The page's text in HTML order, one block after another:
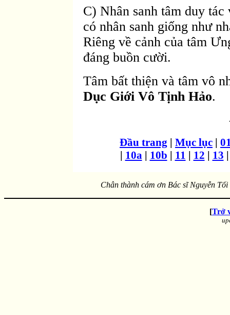
C) Nhân sanh tâm duy
có nhân sanh giống như
Riêng về cảnh của tâm
đáng buồn cười.
Tâm bất thiện và tâm vô
Dục Giới Vô Tịnh Hảo.
Ðầu trang | Mục lục |
| 10a| 10b | 11 | 12 | 13
Chân thành cám ơn Bác sĩ Nguyễn
[Trở